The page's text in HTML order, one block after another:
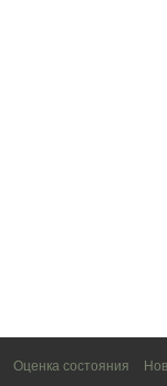
Оценка состояния